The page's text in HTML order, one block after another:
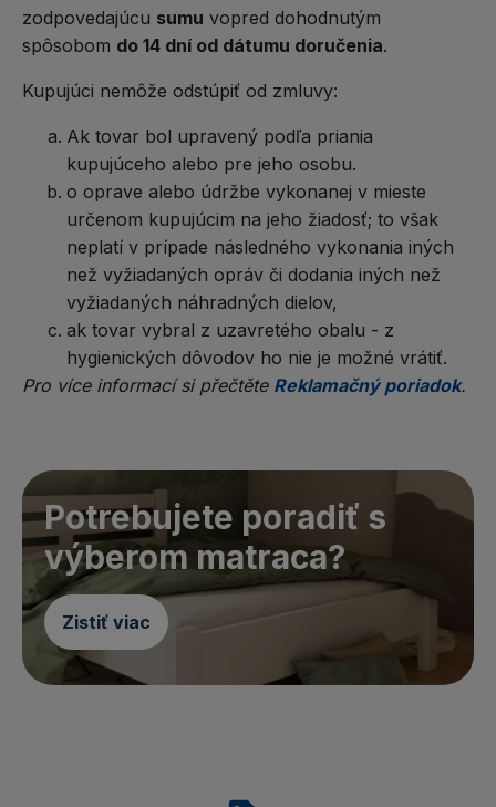
zodpovedajúcu sumu vopred dohodnutým
spôsobom do 14 dní od dátumu doručenia.
Kupujúci nemôže odstúpiť od zmluvy:
Ak tovar bol upravený podľa priania
kupujúceho alebo pre jeho osobu.
o oprave alebo údržbe vykonanej v mieste
určenom kupujúcim na jeho žiadosť; to však
neplatí v prípade následného vykonania iných
než vyžiadaných opráv či dodania iných než
vyžiadaných náhradných dielov,
ak tovar vybral z uzavretého obalu - z
hygienických dôvodov ho nie je možné vrátiť.
Pro více informací si přečtěte Reklamačný poriadok.
Potrebujete poradiť s
výberom matraca?
Zistiť viac